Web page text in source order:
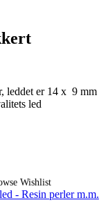
leddet er 14 x 9 mm
led
Wishlist
- Resin perler m.m.